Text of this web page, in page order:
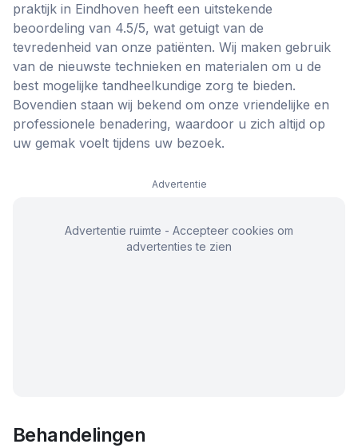
praktijk in Eindhoven heeft een uitstekende
beoordeling van 4.5/5, wat getuigt van de
tevredenheid van onze patiënten. Wij maken gebruik
van de nieuwste technieken en materialen om u de
best mogelijke tandheelkundige zorg te bieden.
Bovendien staan wij bekend om onze vriendelijke en
professionele benadering, waardoor u zich altijd op
uw gemak voelt tijdens uw bezoek.
Advertentie
Advertentie ruimte - Accepteer cookies om
advertenties te zien
Behandelingen